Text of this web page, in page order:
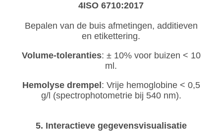
4ISO 6710:2017
Bepalen van de buis afmetingen, additieven
en etikettering.
Volume-toleranties: ± 10% voor buizen < 10
ml.
Hemolyse drempel: Vrije hemoglobine < 0,5
g/l (spectrophotometrie bij 540 nm).
5. Interactieve gegevensvisualisatie